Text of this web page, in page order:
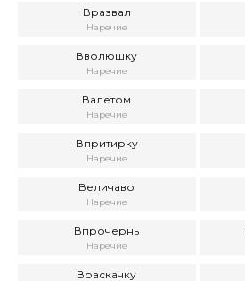
Вразвал
Наречие
Вволюшку
Наречие
Валетом
Наречие
Впритирку
Наречие
Величаво
Наречие
Впрочернь
Наречие
Враскачку